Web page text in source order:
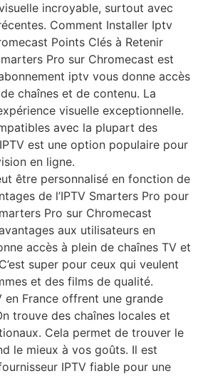
incroyable, surtout avec
Comment Installer Iptv
Points Clés à Retenir
Pro sur Chromecast est
iptv vous donne accès
chaînes et de contenu. La
visuelle exceptionnelle.
avec la plupart des
est une option populaire pour
en ligne.
être personnalisé en fonction de
de l’IPTV Smarters Pro pour
Pro sur Chromecast
aux utilisateurs en
accès à plein de chaînes TV et
super pour ceux qui veulent
et des films de qualité.
en France offrent une grande
trouve des chaînes locales et
Cela permet de trouver le
le mieux à vos goûts. Il est
IPTV fiable pour une